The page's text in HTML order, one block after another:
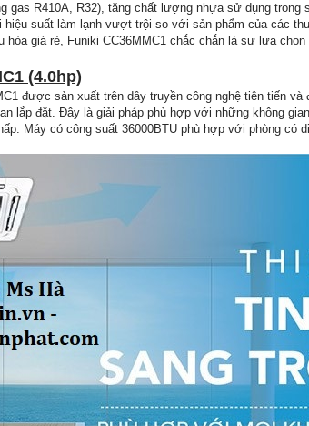
gas R410A, R32), tăng chất lượng nhựa sử dụng
suất làm lạnh vượt trội so với sản phẩm của các
giá rẻ, Funiki CC36MMC1 chắc chắn là sự lựa chọn
(4.0hp)
được sản xuất trên dây truyền công nghệ tiên tiến
lắp đặt. Đây là giải pháp phù hợp với những không
Máy có công suất 36000BTU phù hợp với phòng có